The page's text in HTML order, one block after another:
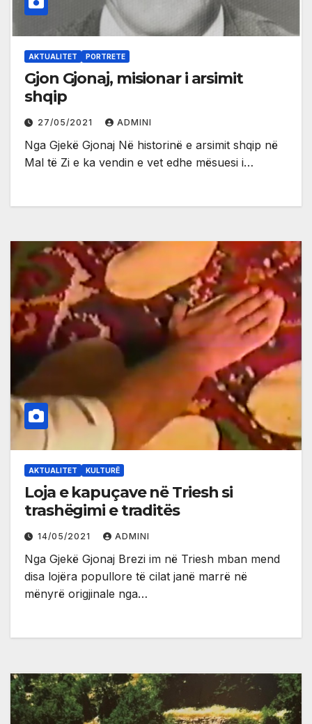
AKTUALITET PORTRETE
Gjon Gjonaj, misionar i arsimit
shqip
27/05/2021 ADMINI
Nga Gjekë Gjonaj Në historinë e arsimit shqip në
Mal të Zi e ka vendin e vet edhe mësuesi i…
AKTUALITET KULTURË
Loja e kapuçave në Triesh si
trashëgimi e traditës
14/05/2021 ADMINI
Nga Gjekë Gjonaj Brezi im në Triesh mban mend
disa lojëra popullore të cilat janë marrë në
mënyrë origjinale nga…